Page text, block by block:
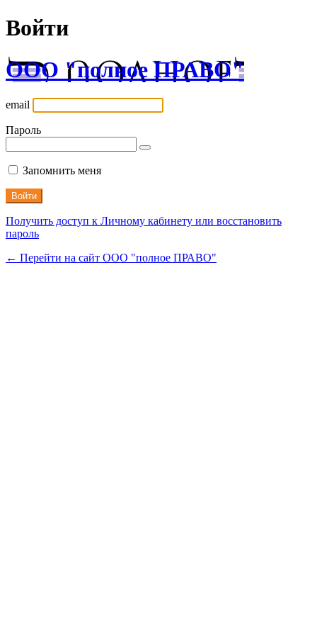
Войти
ООО "полное ПРАВО"
email
Пароль
Запомнить меня
Получить доступ к Личному кабинету или восстановить
пароль
← Перейти на сайт ООО "полное ПРАВО"